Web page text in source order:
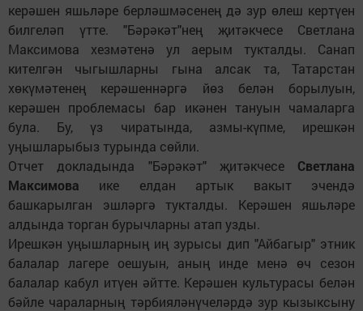
керәшен яшьләре берләшмәсенең дә зур өлеш кертүен
билгеләп үтте. "Бәрәкәт"нең җитәкчесе Светлана
Максимова хезмәтенә ул аерым тукталды. Санап
кителгән чыгышларны гына алсак та, Татарстан
хөкүмәтенең керәшеннәргә йөз белән борылуын,
керәшен проблемасы бар икәнен тануын чамаларга
була. Бу, үз чиратында, азмы-күпме, ирешкән
уңышларыбыз турында сөйли.
Отчет докладында "Бәрәкәт" җитәкчесе Светлана
Максимова ике елдан артык вакыт эчендә
башкарылган эшләргә тукталды. Керәшен яшьләре
алдында торган бурычларны атап узды.
Ирешкән уңышларның иң зурысы дип "Айбагыр" этник
балалар лагере оешуын, аның инде менә өч сезон
балалар кабул итүен әйтте. Керәшен культурасы белән
бәйле чараларның тәрбияләнүчеләрдә зур кызыксыну